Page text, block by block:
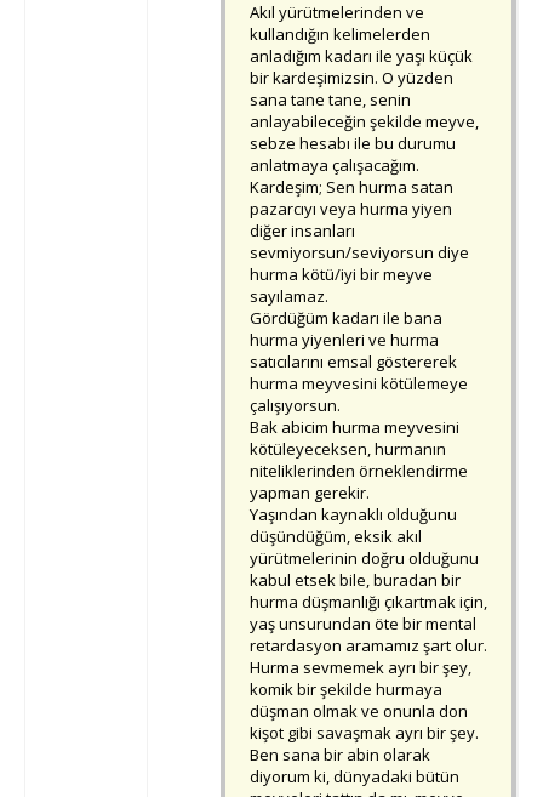
Akıl yürütmelerinden ve
kullandığın kelimelerden
anladığım kadarı ile yaşı küçük
bir kardeşimizsin. O yüzden
sana tane tane, senin
anlayabileceğin şekilde meyve,
sebze hesabı ile bu durumu
anlatmaya çalışacağım.
Kardeşim; Sen hurma satan
pazarcıyı veya hurma yiyen
diğer insanları
sevmiyorsun/seviyorsun diye
hurma kötü/iyi bir meyve
sayılamaz.
Gördüğüm kadarı ile bana
hurma yiyenleri ve hurma
satıcılarını emsal göstererek
hurma meyvesini kötülemeye
çalışıyorsun.
Bak abicim hurma meyvesini
kötüleyeceksen, hurmanın
niteliklerinden örneklendirme
yapman gerekir.
Yaşından kaynaklı olduğunu
düşündüğüm, eksik akıl
yürütmelerinin doğru olduğunu
kabul etsek bile, buradan bir
hurma düşmanlığı çıkartmak için,
yaş unsurundan öte bir mental
retardasyon aramamız şart olur.
Hurma sevmemek ayrı bir şey,
komik bir şekilde hurmaya
düşman olmak ve onunla don
kişot gibi savaşmak ayrı bir şey.
Ben sana bir abin olarak
diyorum ki, dünyadaki bütün